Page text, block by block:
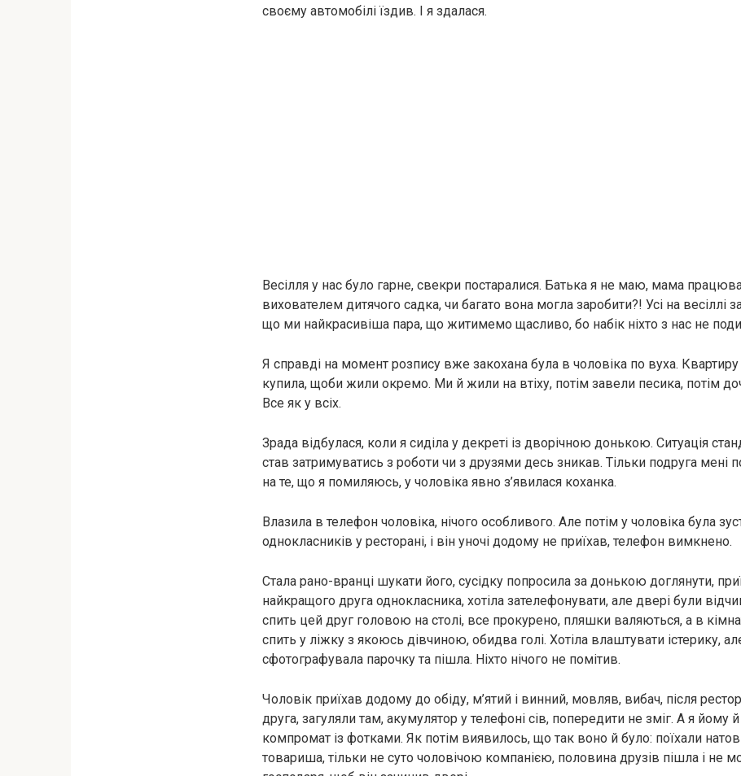
своєму автомобілі їздив. І я здалася.
Весілля у нас було гарне, свекри постаралися. Батька я не маю, мама
вихователем дитячого садка, чи багато вона могла заробити?! Усі на весіллі
що ми найкрасивіша пара, що житимемо щасливо, бо набік ніхто з нас не
Я справді на момент розпису вже закохана була в чоловіка по вуха.
купила, щоби жили окремо. Ми й жили на втіху, потім завели песика, потім
Все як у всіх.
Зрада відбулася, коли я сиділа у декреті із дворічною донькою. Ситуація
став затримуватись з роботи чи з друзями десь зникав. Тільки подруга мені
на те, що я помиляюсь, у чоловіка явно з’явилася коханка.
Влазила в телефон чоловіка, нічого особливого. Але потім у чоловіка була
однокласників у ресторані, і він уночі додому не приїхав, телефон вимкнено.
Стала рано-вранці шукати його, сусідку попросила за донькою доглянути,
найкращого друга однокласника, хотіла зателефонувати, але двері були
спить цей друг головою на столі, все прокурено, пляшки валяються, а в
спить у ліжку з якоюсь дівчиною, обидва голі. Хотіла влаштувати істерику,
сфотографувала парочку та пішла. Ніхто нічого не помітив.
Чоловік приїхав додому до обіду, м’ятий і винний, мовляв, вибач, після
друга, загуляли там, акумулятор у телефоні сів, попередити не зміг. А я йому
компромат із фотками. Як потім виявилось, що так воно й було: поїхали
товариша, тільки не суто чоловічою компанією, половина друзів пішла і не